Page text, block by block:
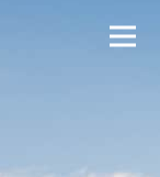
切换